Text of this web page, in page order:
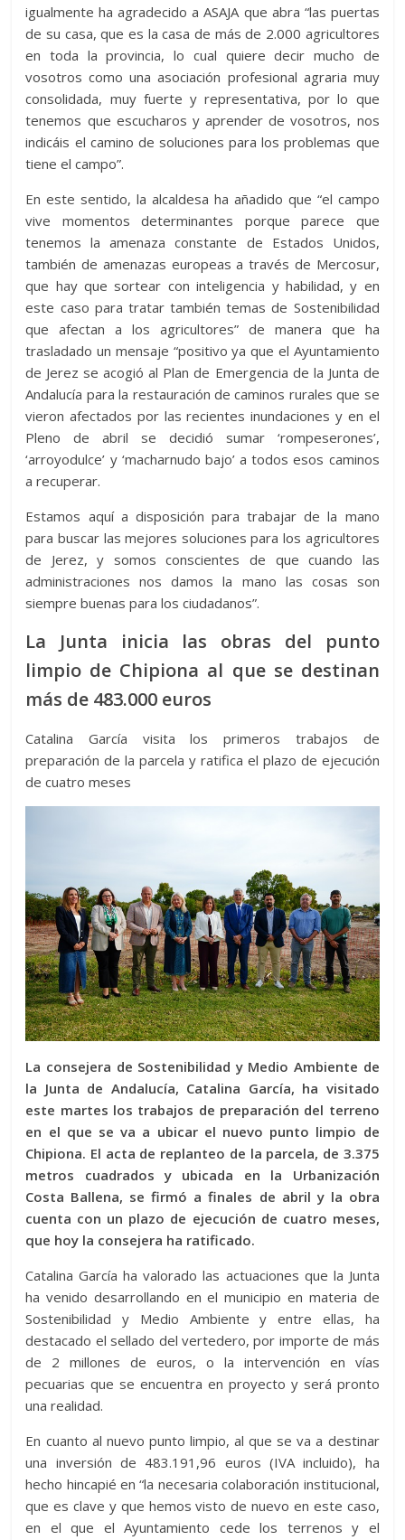
igualmente ha agradecido a ASAJA que abra “las puertas
de su casa, que es la casa de más de 2.000 agricultores
en toda la provincia, lo cual quiere decir mucho de
vosotros como una asociación profesional agraria muy
consolidada, muy fuerte y representativa, por lo que
tenemos que escucharos y aprender de vosotros, nos
indicáis el camino de soluciones para los problemas que
tiene el campo”.
En este sentido, la alcaldesa ha añadido que “el campo
vive momentos determinantes porque parece que
tenemos la amenaza constante de Estados Unidos,
también de amenazas europeas a través de Mercosur,
que hay que sortear con inteligencia y habilidad, y en
este caso para tratar también temas de Sostenibilidad
que afectan a los agricultores” de manera que ha
trasladado un mensaje “positivo ya que el Ayuntamiento
de Jerez se acogió al Plan de Emergencia de la Junta de
Andalucía para la restauración de caminos rurales que se
vieron afectados por las recientes inundaciones y en el
Pleno de abril se decidió sumar ‘rompeserones’,
‘arroyodulce’ y ‘macharnudo bajo’ a todos esos caminos
a recuperar.
Estamos aquí a disposición para trabajar de la mano
para buscar las mejores soluciones para los agricultores
de Jerez, y somos conscientes de que cuando las
administraciones nos damos la mano las cosas son
siempre buenas para los ciudadanos”.
La Junta inicia las obras del punto
limpio de Chipiona al que se destinan
más de 483.000 euros
Catalina García visita los primeros trabajos de
preparación de la parcela y ratifica el plazo de ejecución
de cuatro meses
La consejera de Sostenibilidad y Medio Ambiente de
la Junta de Andalucía, Catalina García, ha visitado
este martes los trabajos de preparación del terreno
en el que se va a ubicar el nuevo punto limpio de
Chipiona. El acta de replanteo de la parcela, de 3.375
metros cuadrados y ubicada en la Urbanización
Costa Ballena, se firmó a finales de abril y la obra
cuenta con un plazo de ejecución de cuatro meses,
que hoy la consejera ha ratificado.
Catalina García ha valorado las actuaciones que la Junta
ha venido desarrollando en el municipio en materia de
Sostenibilidad y Medio Ambiente y entre ellas, ha
destacado el sellado del vertedero, por importe de más
de 2 millones de euros, o la intervención en vías
pecuarias que se encuentra en proyecto y será pronto
una realidad.
En cuanto al nuevo punto limpio, al que se va a destinar
una inversión de 483.191,96 euros (IVA incluido), ha
hecho hincapié en “la necesaria colaboración institucional,
que es clave y que hemos visto de nuevo en este caso,
en el que el Ayuntamiento cede los terrenos y el